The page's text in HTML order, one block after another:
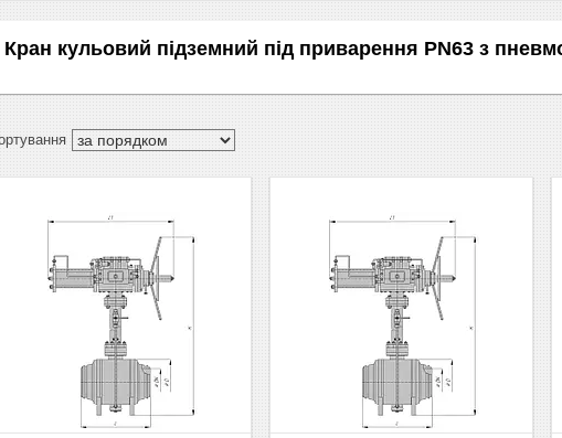
Кран кульовий підземний під приварення РN63 з